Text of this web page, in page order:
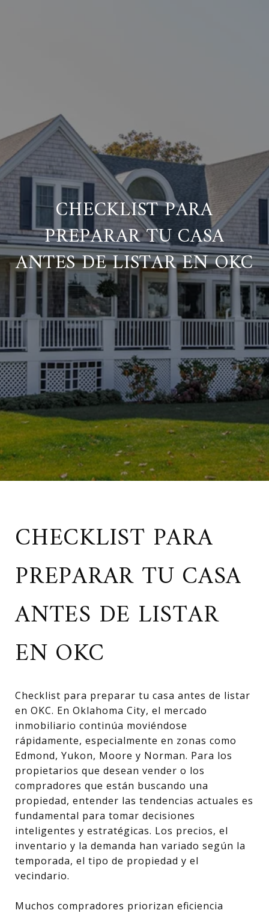
CHECKLIST PARA
PREPARAR TU CASA
ANTES DE LISTAR EN OKC
CHECKLIST PARA
PREPARAR TU CASA
ANTES DE LISTAR
EN OKC
Checklist para preparar tu casa antes de listar
en OKC. En Oklahoma City, el mercado
inmobiliario continúa moviéndose
rápidamente, especialmente en zonas como
Edmond, Yukon, Moore y Norman. Para los
propietarios que desean vender o los
compradores que están buscando una
propiedad, entender las tendencias actuales es
fundamental para tomar decisiones
inteligentes y estratégicas. Los precios, el
inventario y la demanda han variado según la
temporada, el tipo de propiedad y el
vecindario.
Muchos compradores priorizan eficiencia